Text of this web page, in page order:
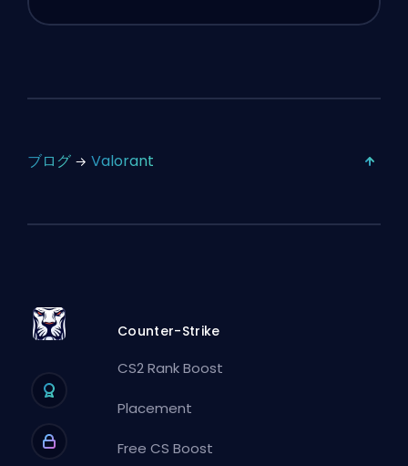
ブログ Valorant
Counter-Strike
CS2 Rank Boost
Placement
Free CS Boost